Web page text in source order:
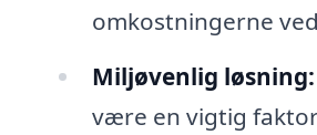
omkostningerne
Miljøvenlig løsning:
være en vigtig